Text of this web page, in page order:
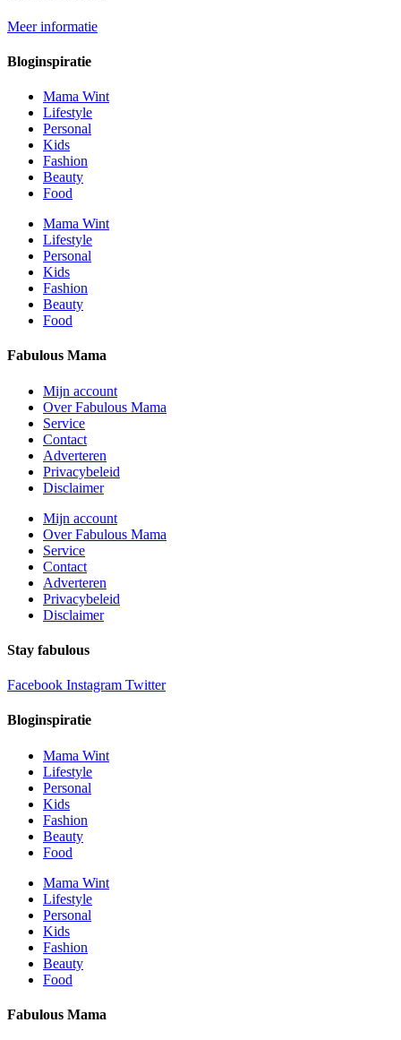
Meer informatie
Bloginspiratie
Mama Wint
Lifestyle
Personal
Kids
Fashion
Beauty
Food
Mama Wint
Lifestyle
Personal
Kids
Fashion
Beauty
Food
Fabulous Mama
Mijn account
Over Fabulous Mama
Service
Contact
Adverteren
Privacybeleid
Disclaimer
Mijn account
Over Fabulous Mama
Service
Contact
Adverteren
Privacybeleid
Disclaimer
Stay fabulous
Facebook Instagram Twitter
Bloginspiratie
Mama Wint
Lifestyle
Personal
Kids
Fashion
Beauty
Food
Mama Wint
Lifestyle
Personal
Kids
Fashion
Beauty
Food
Fabulous Mama